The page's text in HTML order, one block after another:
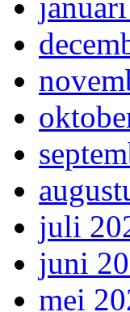
juli
juni
mei